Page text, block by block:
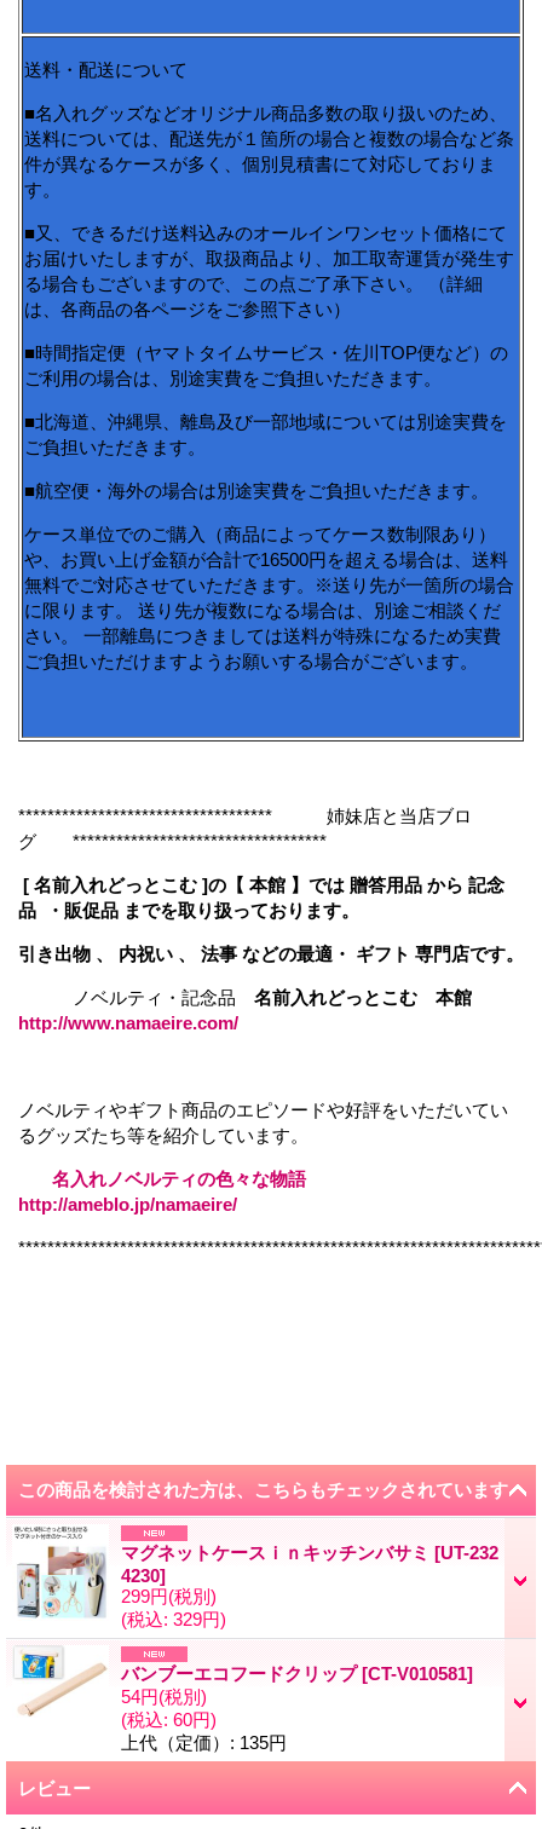
送料・配送について
■名入れグッズなどオリジナル商品多数の取り扱いのため、
送料については、配送先が１箇所の場合と複数の場合など条
件が異なるケースが多く、個別見積書にて対応しておりま
す。
■又、できるだけ送料込みのオールインワンセット価格にて
お届けいたしますが、取扱商品より、加工取寄運賃が発生す
る場合もございますので、この点ご了承下さい。 （詳細
は、各商品の各ページをご参照下さい）
■時間指定便（ヤマトタイムサービス・佐川TOP便など）の
ご利用の場合は、別途実費をご負担いただきます。
■北海道、沖縄県、離島及び一部地域については別途実費を
ご負担いただきます。
■航空便・海外の場合は別途実費をご負担いただきます。
ケース単位でのご購入（商品によってケース数制限あり）
や、お買い上げ金額が合計で16500円を超える場合は、送料
無料でご対応させていただきます。※送り先が一箇所の場合
に限ります。 送り先が複数になる場合は、別途ご相談くだ
さい。 一部離島につきましては送料が特殊になるため実費
ご負担いただけますようお願いする場合がございます。
*********************************** 姉妹店と当店ブロ
グ ***********************************
[ 名前入れどっとこむ ]の【 本館 】では 贈答用品 から 記念
品 ・販促品 までを取り扱っております。
引き出物 、 内祝い 、 法事 などの最適・ ギフト 専門店です。
ノベルティ・記念品 名前入れどっとこむ 本館
http://www.namaeire.com/
ノベルティやギフト商品のエピソードや好評をいただいてい
るグッズたち等を紹介しています。
名入れノベルティの色々な物語
http://ameblo.jp/namaeire/
この商品を検討された方は、こちらもチェックされています
マグネットケースｉｎキッチンバサミ [UT-232
4230]
299円(税別)
(税込: 329円)
バンブーエコフードクリップ[CT-V010581]
54円(税別)
(税込: 60円)
上代（定価） : 135円
レビュー